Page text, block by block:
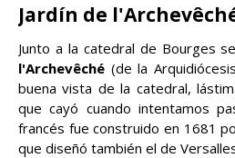
Jardín de
Junto a la catedral de Bourges
l'Archevêché (de la
buena vista de la catedral,
que cayó cuando intentamos
francés fue construido en 1681
que diseñó también el de